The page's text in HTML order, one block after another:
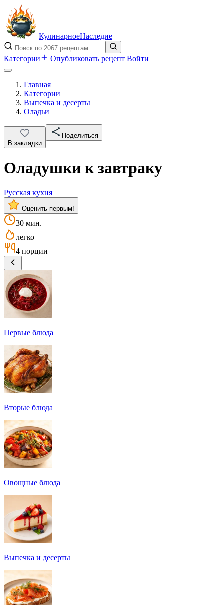
КулинарноеНаследие
Категории Опубликовать рецепт Войти
Главная
Категории
Выпечка и десерты
Оладьи
В закладки
Поделиться
Оладушки к завтраку
Русская кухня
Оценить первым!
30 мин.
легко
4 порции
Первые блюда
Вторые блюда
Овощные блюда
Выпечка и десерты